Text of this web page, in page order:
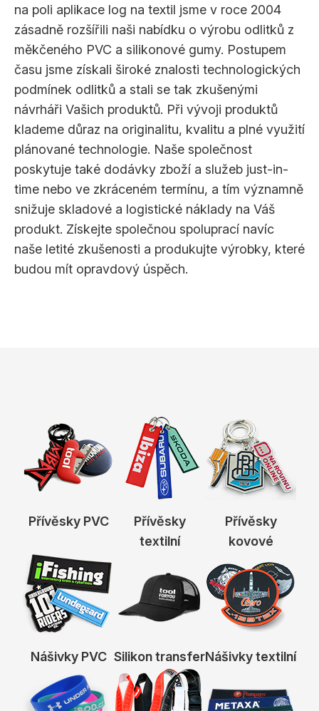
na poli aplikace log na textil jsme v roce 2004
zásadně rozšířili naši nabídku o výrobu odlitků z
měkčeného PVC a silikonové gumy. Postupem
času jsme získali široké znalosti technologických
podmínek odlitků a stali se tak zkušenými
návrháři Vašich produktů. Při vývoji produktů
klademe důraz na originalitu, kvalitu a plné využití
plánované technologie. Naše společnost
poskytuje také dodávky zboží a služeb just-in-
time nebo ve zkráceném termínu, a tím významně
snižuje skladové a logistické náklady na Váš
produkt. Získejte společnou spoluprací navíc
naše letité zkušenosti a produkujte výrobky, které
budou mít opravdový úspěch.
Přívěsky PVC
Přívěsky
textilní
Přívěsky
kovové
Nášivky PVC Silikon transferNášivky textilní